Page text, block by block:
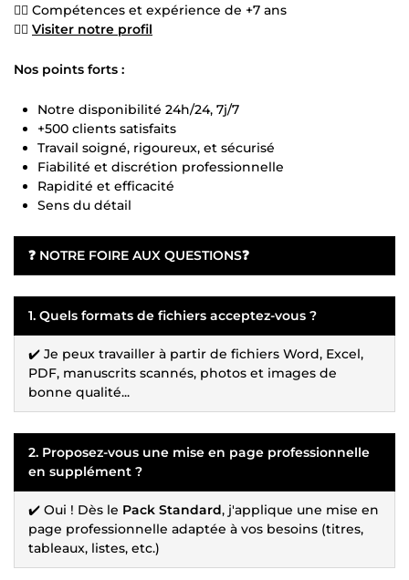
👍🏻 Compétences et expérience de +7 ans
👍🏻 Visiter notre profil
Nos points forts :
Notre disponibilité 24h/24, 7j/7
+500 clients satisfaits
Travail soigné, rigoureux, et sécurisé
Fiabilité et discrétion professionnelle
Rapidité et efficacité
Sens du détail
❓ NOTRE FOIRE AUX QUESTIONS❓
1. Quels formats de fichiers acceptez-vous ?
✔️ Je peux travailler à partir de fichiers Word, Excel,
PDF, manuscrits scannés, photos et images de
bonne qualité...
2. Proposez-vous une mise en page professionnelle
en supplément ?
✔️ Oui ! Dès le Pack Standard, j'applique une mise en
page professionnelle adaptée à vos besoins (titres,
tableaux, listes, etc.)